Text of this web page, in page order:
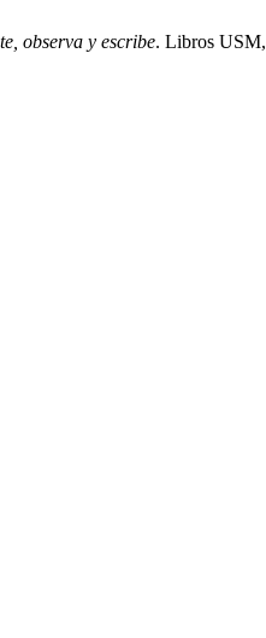
observa y escribe. Libros